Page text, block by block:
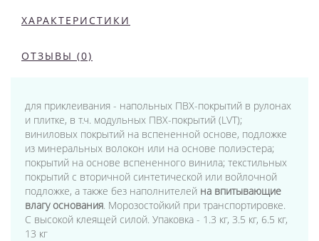
ХАРАКТЕРИСТИКИ
ОТЗЫВЫ (0)
для приклеивания - напольных ПВХ-покрытий в рулонах
и плитке, в т.ч. модульных ПВХ-покрытий (LVT);
виниловых покрытий на вспененной основе, подложке
из минеральных волокон или на основе полиэстера;
покрытий на основе вспененного винила; текстильных
покрытий с вторичной синтетической или войлочной
подложке, а также без наполнителей на впитывающие
влагу основания. Морозостойкий при транспортировке.
С высокой клеящей силой. Упаковка - 1.3 кг, 3.5 кг, 6.5 кг,
13 кг